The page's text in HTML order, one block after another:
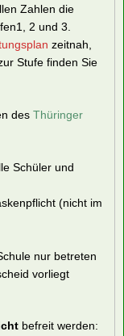
Zahlen die
2 und 3.
zeitnah,
Stufe finden Sie
des Thüringer
Schüler und
(nicht im
nur betreten
vorliegt
befreit werden: